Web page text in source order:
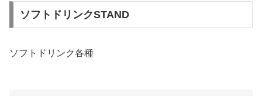
ソフトドリンクSTAND
ソフトドリンク各種